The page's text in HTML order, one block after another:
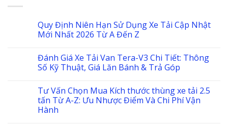
Quy Định Niên Hạn Sử Dụng Xe Tải Cập Nhật
Mới Nhất 2026 Từ A Đến Z
Đánh Giá Xe Tải Van Tera-V3 Chi Tiết: Thông
Số Kỹ Thuật, Giá Lăn Bánh & Trả Góp
Tư Vấn Chọn Mua Kích thước thùng xe tải 2.5
tấn Từ A-Z: Ưu Nhược Điểm Và Chi Phí Vận
Hành